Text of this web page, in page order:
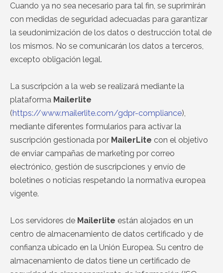
Cuando ya no sea necesario para tal fin, se suprimirán
con medidas de seguridad adecuadas para garantizar
la seudonimización de los datos o destrucción total de
los mismos. No se comunicarán los datos a terceros,
excepto obligación legal.
La suscripción a la web se realizará mediante la
plataforma Mailerlite
(https://www.mailerlite.com/gdpr-compliance),
mediante diferentes formularios para activar la
suscripción gestionada por MailerLite con el objetivo
de enviar campañas de marketing por correo
electrónico, gestión de suscripciones y envío de
boletines o noticias respetando la normativa europea
vigente.
Los servidores de Mailerlite están alojados en un
centro de almacenamiento de datos certificado y de
confianza ubicado en la Unión Europea. Su centro de
almacenamiento de datos tiene un certificado de